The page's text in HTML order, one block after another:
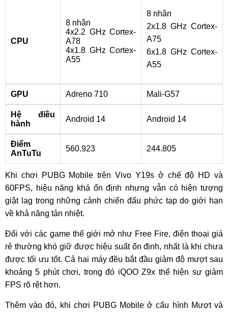
CPU
8 nhân
4x2.2 GHz Cortex-
A78
4x1.8 GHz Cortex-
A55
8 nhân
2x1.8 GHz Cortex-
A75
6x1.8 GHz Cortex-
A55
GPU Adreno 710 Mali-G57
Hệ điều
hành
Android 14 Android 14
Điểm
AnTuTu
560.923 244.805
Khi chơi PUBG Mobile trên Vivo Y19s ở chế độ HD và
60FPS, hiệu năng khá ổn định nhưng vẫn có hiện tượng
giật lag trong những cảnh chiến đấu phức tạp do giới hạn
về khả năng tản nhiệt.
Đối với các game thế giới mở như Free Fire, điện thoại giá
rẻ thường khó giữ được hiệu suất ổn định, nhất là khi chưa
được tối ưu tốt. Cả hai máy đều bắt đầu giảm độ mượt sau
khoảng 5 phút chơi, trong đó iQOO Z9x thể hiện sự giảm
FPS rõ rệt hơn.
Thêm vào đó, khi chơi PUBG Mobile ở cấu hình Mượt và